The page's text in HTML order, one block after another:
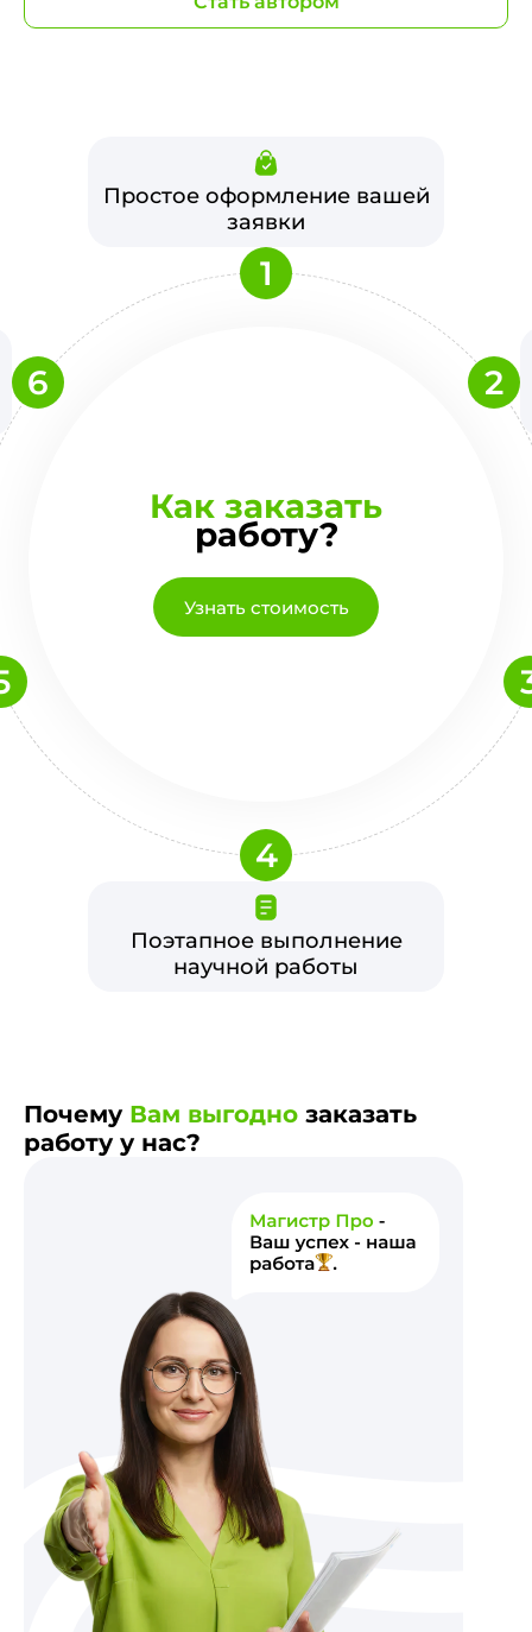
Как заказать
работу?
Узнать стоимость
Простое оформление вашей
заявки
1
2
Поэтапное выполнение
научной работы
4
6
Почему Вам выгодно заказать
работу у нас?